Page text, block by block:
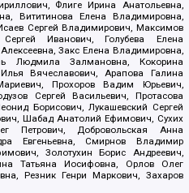
Флиге Ирина Анатольевна,
Вититинова Елена Владимировна,
Сергей Владимирович, Максимов
Иванович, Голубева Елена
Закс Елена Владимировна,
Людмила Залмановна, Кокорина
Вячеславович, Арапова Галина
Прохоров Вадим Юрьевич,
Сергей Васильевич, Протасова
Борисович, Лукашевский Сергей
Шабад Анатолий Ефимович, Сухих
Петрович, Добровольская Анна
Евгеньевна, Смирнов Владимир
Золотухин Борис Андреевич,
Татьяна Иосифовна, Орлов Олег
Резник Генри Маркович, Захаров